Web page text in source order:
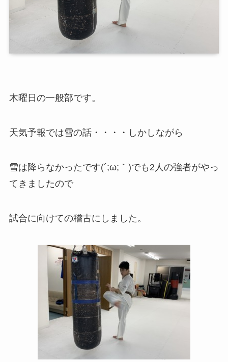
木曜日の一般部です。
天気予報では雪の話・・・・しかしながら
雪は降らなかったです(´;ω;｀)でも2人の強者がやっ
てきましたので
試合に向けての稽古にしました。